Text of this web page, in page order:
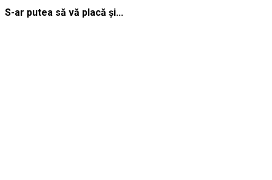
S-ar putea să vă placă și...